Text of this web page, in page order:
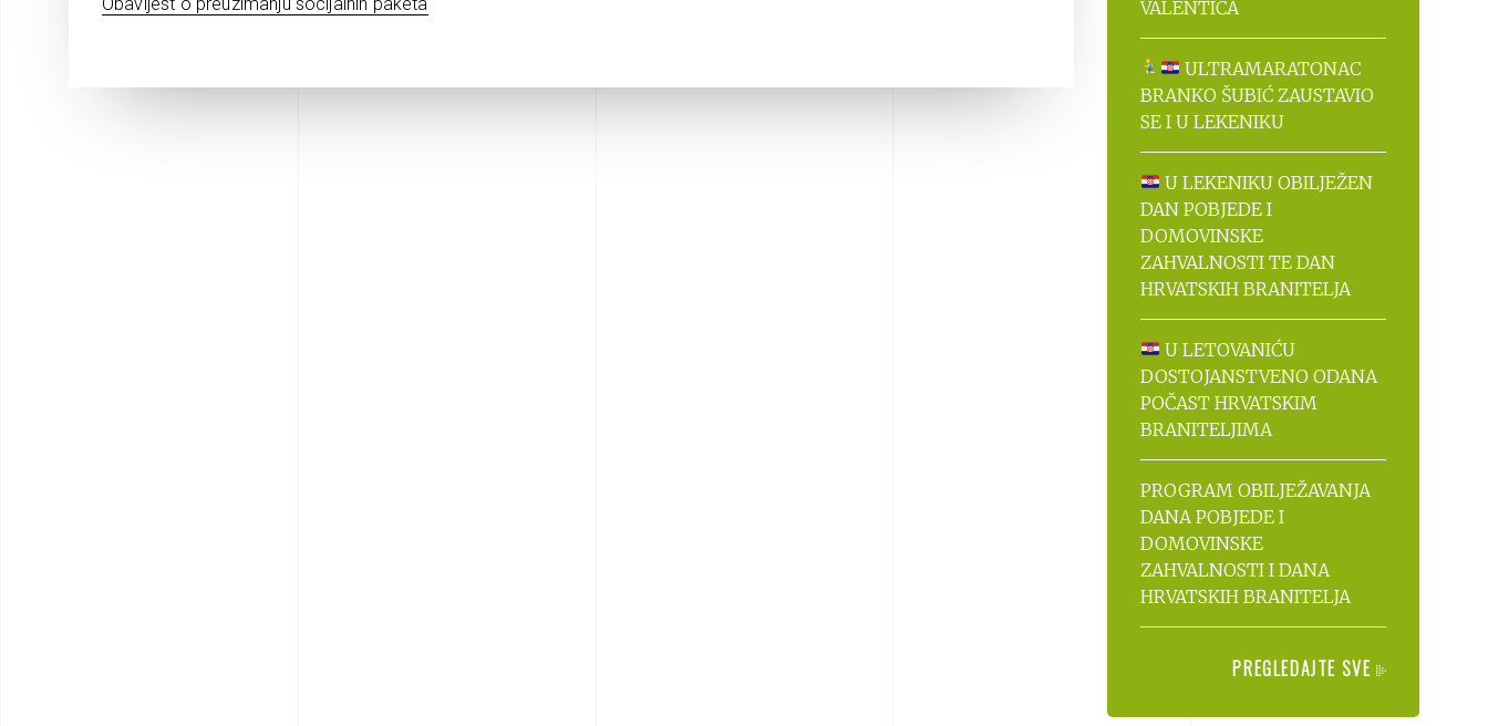
VALENTIĆA
ULTRAMARATONAC
BRANKO ŠUBIĆ ZAUSTAVIO
SE I U LEKENIKU
U LEKENIKU OBILJEŽEN
DAN POBJEDE I
DOMOVINSKE
ZAHVALNOSTI TE DAN
HRVATSKIH BRANITELJA
U LETOVANIĆU
DOSTOJANSTVENO ODANA
POČAST HRVATSKIM
BRANITELJIMA
PROGRAM OBILJEŽAVANJA
DANA POBJEDE I
DOMOVINSKE
ZAHVALNOSTI I DANA
HRVATSKIH BRANITELJA
PREGLEDAJTE SVE